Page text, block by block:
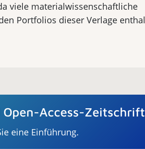
viele materialwissenschaftliche
Portfolios dieser Verlage
Open-Access-
eine Einführung.